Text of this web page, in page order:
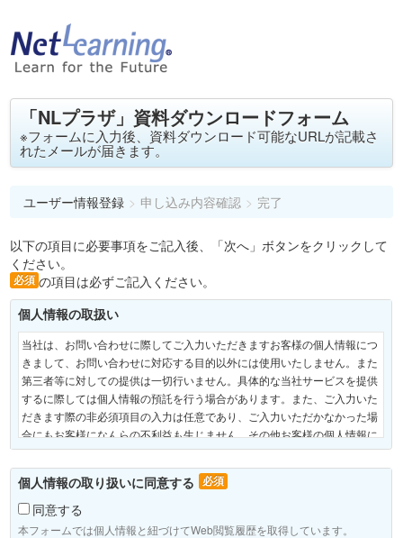
「NLプラザ」資料ダウンロードフォーム
※フォームに入力後、資料ダウンロード可能なURLが記載さ
れたメールが届きます。
ユーザー情報登録 > 申し込み内容確認 > 完了
以下の項目に必要事項をご記入後、「次へ」ボタンをクリックして
ください。
必須 の項目は必ずご記入ください。
個人情報の取扱い
当社は、お問い合わせに際してご入力いただきますお客様の個人情報につ
きまして、お問い合わせに対応する目的以外には使用いたしません。また
第三者等に対しての提供は一切行いません。具体的な当社サービスを提供
するに際しては個人情報の預託を行う場合があります。また、ご入力いた
だきます際の非必須項目の入力は任意であり、ご入力いただかなかった場
合にもお客様になんらの不利益も生じません。その他お客様の個人情報に
関する利用目的の通知・開示・訂正・追加・削除・利用停止・消去・第三
者への提供の停止のご依頼、及びその窓口等、当社の個人情報の取扱いに
つきましては、ネットラーニング「個人情報保護ポリシー」をご参照くだ
さい。
個人情報の取り扱いに同意する 必須
同意する
本フォームでは個人情報と紐づけてWeb閲覧履歴を取得しています。